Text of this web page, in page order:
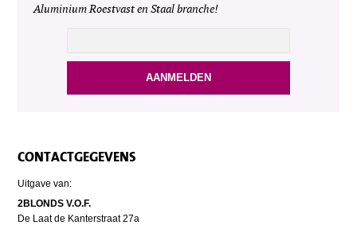
Aluminium Roestvast en Staal branche!
CONTACTGEGEVENS
Uitgave van:
2BLONDS V.O.F.
De Laat de Kanterstraat 27a